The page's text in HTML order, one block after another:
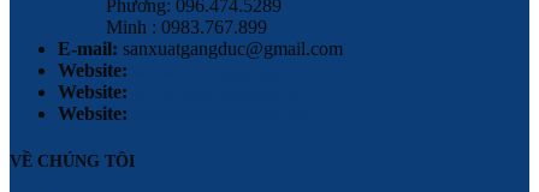
Phương: 096.474.5289
Minh : 0983.767.899
E-mail: sanxuatgangduc@gmail.com
Website:
Website:
Website:
VỀ CHÚNG TÔI